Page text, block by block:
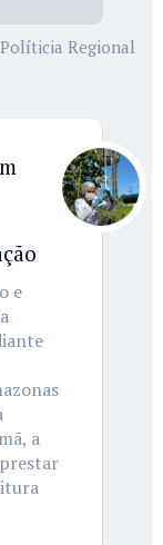
Políticia Regional
e
a